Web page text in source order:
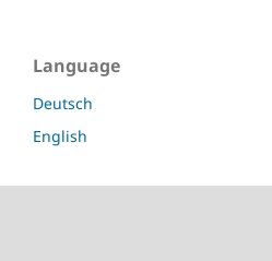
Language
Deutsch
English